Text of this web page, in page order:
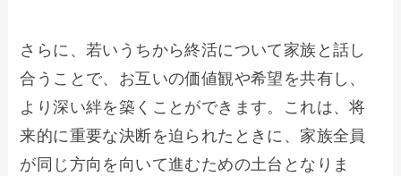
さらに、若いうちから終活について家族と話し
合うことで、お互いの価値観や希望を共有し、
より深い絆を築くことができます。これは、将
来的に重要な決断を迫られたときに、家族全員
が同じ方向を向いて進むための土台となりま